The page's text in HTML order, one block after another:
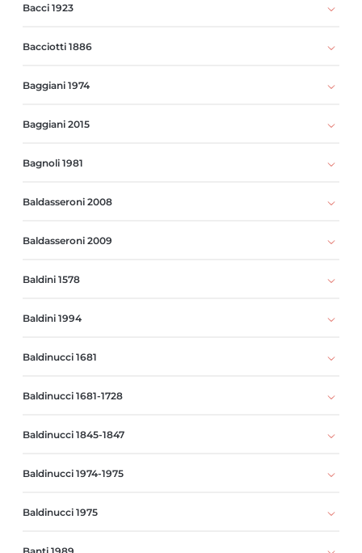
Bacci 1923
Bacciotti 1886
Baggiani 1974
Baggiani 2015
Bagnoli 1981
Baldasseroni 2008
Baldasseroni 2009
Baldini 1578
Baldini 1994
Baldinucci 1681
Baldinucci 1681-1728
Baldinucci 1845-1847
Baldinucci 1974-1975
Baldinucci 1975